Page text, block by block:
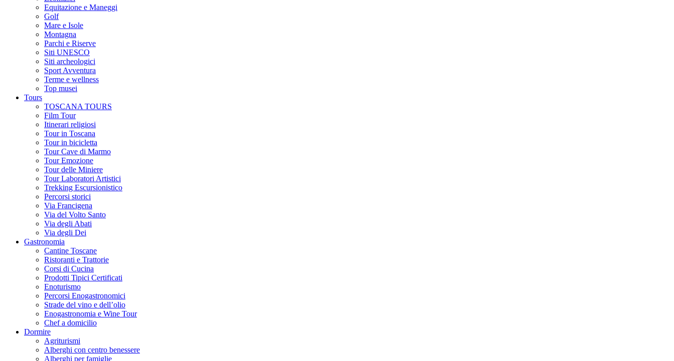
Equitazione e Maneggi
Golf
Mare e Isole
Montagna
Parchi e Riserve
Siti UNESCO
Siti archeologici
Sport Avventura
Terme e wellness
Top musei
Tours
TOSCANA TOURS
Film Tour
Itinerari religiosi
Tour in Toscana
Tour in bicicletta
Tour Cave di Marmo
Tour Emozione
Tour delle Miniere
Tour Laboratori Artistici
Trekking Escursionistico
Percorsi storici
Via Francigena
Via del Volto Santo
Via degli Abati
Via degli Dei
Gastronomia
Cantine Toscane
Ristoranti e Trattorie
Corsi di Cucina
Prodotti Tipici Certificati
Enoturismo
Percorsi Enogastronomici
Strade del vino e dell’olio
Enogastronomia e Wine Tour
Chef a domicilio
Dormire
Agriturismi
Alberghi con centro benessere
Alberghi per famiglie